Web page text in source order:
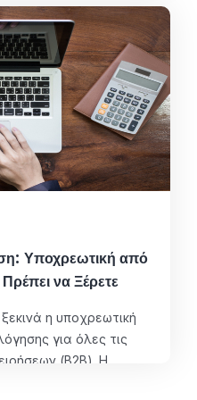
περισσότερα εδώ.) Η
άμεσης
πλέον και στα νομικά
219 του ν.
2025). Πρόκειται για
αφορά…
Υποχρεωτική από
να Ξέρετε
η υποχρεωτική
για όλες τις
(B2B). Η